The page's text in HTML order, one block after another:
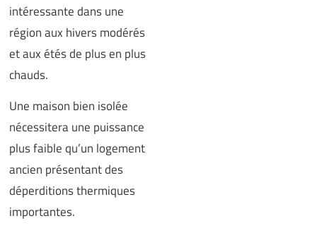
intéressante dans une
région aux hivers modérés
et aux étés de plus en plus
chauds.
Une maison bien isolée
nécessitera une puissance
plus faible qu’un logement
ancien présentant des
déperditions thermiques
importantes.